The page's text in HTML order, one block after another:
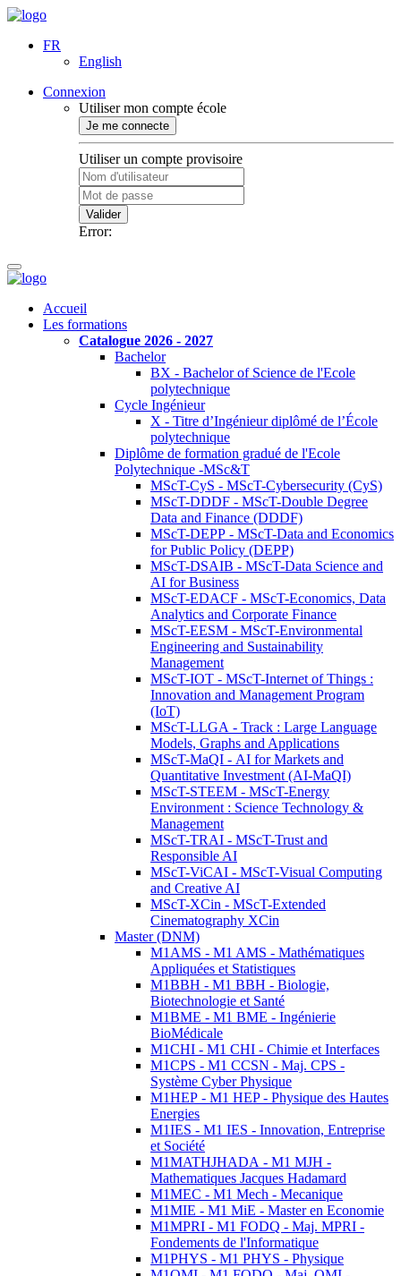
FR
English
Connexion
Utiliser mon compte école
Je me connecte
Utiliser un compte provisoire
Valider
Error:
Accueil
Les formations
Catalogue 2026 - 2027
Bachelor
BX - Bachelor of Science de l'Ecole
polytechnique
Cycle Ingénieur
X - Titre d’Ingénieur diplômé de l’École
polytechnique
Diplôme de formation gradué de l'Ecole
Polytechnique -MSc&T
MScT-CyS - MScT-Cybersecurity (CyS)
MScT-DDDF - MScT-Double Degree
Data and Finance (DDDF)
MScT-DEPP - MScT-Data and Economics
for Public Policy (DEPP)
MScT-DSAIB - MScT-Data Science and
AI for Business
MScT-EDACF - MScT-Economics, Data
Analytics and Corporate Finance
MScT-EESM - MScT-Environmental
Engineering and Sustainability
Management
MScT-IOT - MScT-Internet of Things :
Innovation and Management Program
(IoT)
MScT-LLGA - Track : Large Language
Models, Graphs and Applications
MScT-MaQI - AI for Markets and
Quantitative Investment (AI-MaQI)
MScT-STEEM - MScT-Energy
Environment : Science Technology &
Management
MScT-TRAI - MScT-Trust and
Responsible AI
MScT-ViCAI - MScT-Visual Computing
and Creative AI
MScT-XCin - MScT-Extended
Cinematography XCin
Master (DNM)
M1AMS - M1 AMS - Mathématiques
Appliquées et Statistiques
M1BBH - M1 BBH - Biologie,
Biotechnologie et Santé
M1BME - M1 BME - Ingénierie
BioMédicale
M1CHI - M1 CHI - Chimie et Interfaces
M1CPS - M1 CCSN - Maj. CPS -
Système Cyber Physique
M1HEP - M1 HEP - Physique des Hautes
Energies
M1IES - M1 IES - Innovation, Entreprise
et Société
M1MATHJHADA - M1 MJH -
Mathematiques Jacques Hadamard
M1MEC - M1 Mech - Mecanique
M1MIE - M1 MiE - Master en Economie
M1MPRI - M1 FODQ - Maj. MPRI -
Fondements de l'Informatique
M1PHYS - M1 PHYS - Physique